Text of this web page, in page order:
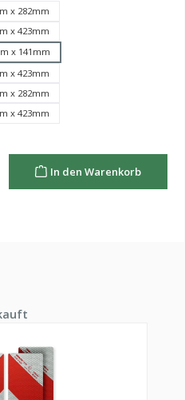
x 282mm
x 423mm
x 141mm
x 423mm
x 282mm
x 423mm
ein oder benutze die Schaltflächen um die Anzahl
In den Warenkorb